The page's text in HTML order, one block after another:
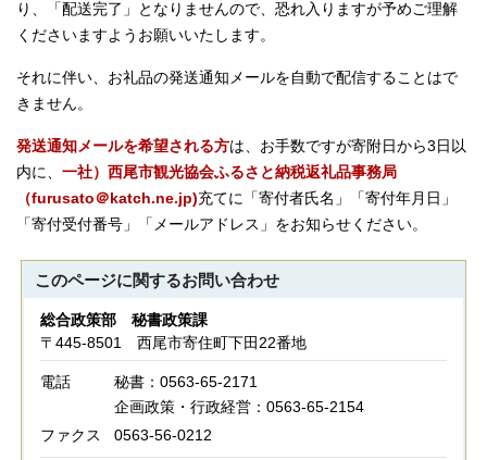
り、「配送完了」となりませんので、恐れ入りますが予めご理解
くださいますようお願いいたします。
それに伴い、お礼品の発送通知メールを自動で配信することはで
きません。
発送通知メールを希望される方は、お手数ですが寄附日から3日以
内に、 一社）西尾市観光協会ふるさと納税返礼品事務局
（furusato＠katch.ne.jp)充てに「寄付者氏名」「寄付年月日」
「寄付受付番号」「メールアドレス」をお知らせください。
このページに関するお問い合わせ
総合政策部 秘書政策課
〒445-8501 西尾市寄住町下田22番地
電話
秘書：0563-65-2171
企画政策・行政経営：0563-65-2154
ファクス
0563-56-0212